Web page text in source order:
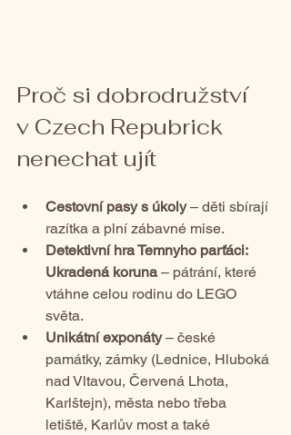
Proč si dobrodružství
v Czech Repubrick
nenechat ujít
Cestovní pasy s úkoly – děti sbírají
razítka a plní zábavné mise.
Detektivní hra Temnyho parťáci:
Ukradená koruna – pátrání, které
vtáhne celou rodinu do LEGO
světa.
Unikátní exponáty – české
památky, zámky (Lednice, Hluboká
nad Vltavou, Červená Lhota,
Karlštejn), města nebo třeba
letiště, Karlův most a také